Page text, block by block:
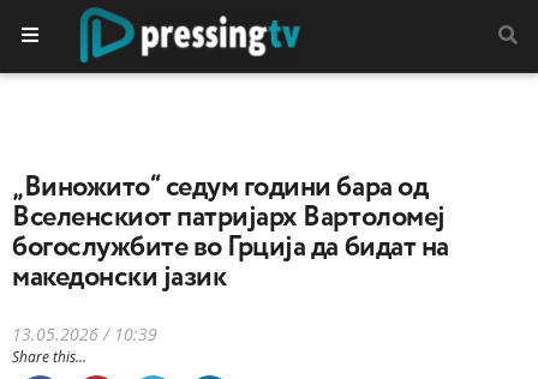
„Виножито“ седум години бара од
Вселенскиот патријарх Вартоломеј
богослужбите во Грција да бидат на
македонски јазик
13.05.2026 / 10:39
Share this...